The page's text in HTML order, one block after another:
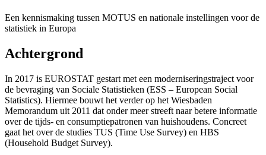
Een kennismaking tussen MOTUS en nationale instellingen voor de
statistiek in Europa
Achtergrond
In 2017 is EUROSTAT gestart met een moderniseringstraject voor
de bevraging van Sociale Statistieken (ESS – European Social
Statistics). Hiermee bouwt het verder op het Wiesbaden
Memorandum uit 2011 dat onder meer streeft naar betere informatie
over de tijds- en consumptiepatronen van huishoudens. Concreet
gaat het over de studies TUS (Time Use Survey) en HBS
(Household Budget Survey).